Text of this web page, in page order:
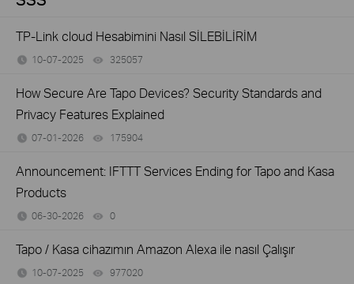
TP-Link cloud Hesabimini Nasıl SİLEBİLİRİM
10-07-2025 325057
How Secure Are Tapo Devices? Security Standards and
Privacy Features Explained
07-01-2026 175904
Announcement: IFTTT Services Ending for Tapo and Kasa
Products
06-30-2026 0
Tapo / Kasa cihazımın Amazon Alexa ile nasıl Çalışır
10-07-2025 977020